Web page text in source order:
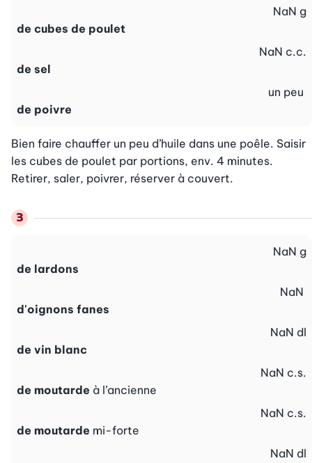
de cubes de poulet
NaN g
de sel
NaN c.c.
de poivre
un peu
Bien faire chauffer un peu d’huile dans une poêle. Saisir
les cubes de poulet par portions, env. 4 minutes.
Retirer, saler, poivrer, réserver à couvert.
de lardons
NaN g
d'oignons fanes
NaN
de vin blanc
NaN dl
de moutarde à l’ancienne
NaN c.s.
de moutarde mi-forte
NaN c.s.
NaN dl